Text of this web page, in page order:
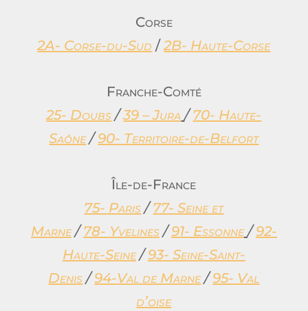
Corse
2A- Corse-du-Sud / 2B- Haute-Corse
Franche-Comté
25- Doubs / 39 – Jura / 70- Haute-
Saône / 90- Territoire-de-Belfort
Île-de-France
75- Paris / 77- Seine et
Marne / 78- Yvelines/ 91- Essonne / 92-
Haute-Seine / 93- Seine-Saint-
Denis / 94-Val de Marne / 95- Val
d’oise